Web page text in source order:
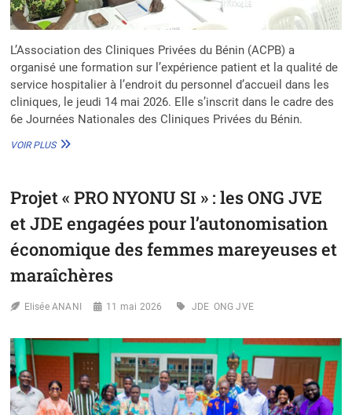
L’Association des Cliniques Privées du Bénin (ACPB) a
organisé une formation sur l’expérience patient et la qualité de
service hospitalier à l’endroit du personnel d’accueil dans les
cliniques, le jeudi 14 mai 2026. Elle s’inscrit dans le cadre des
6e Journées Nationales des Cliniques Privées du Bénin.
VOIR PLUSACCUEIL
RENFORCE
COMPÉTENCES
PERSONNEL
POUR
UNE
EXPÉRIENCE
Projet « PRO NYONU SI » : les ONG JVE
et JDE engagées pour l’autonomisation
économique des femmes mareyeuses et
maraîchères
Elisée ANANI 11 mai 2026 JDE ONG JVE